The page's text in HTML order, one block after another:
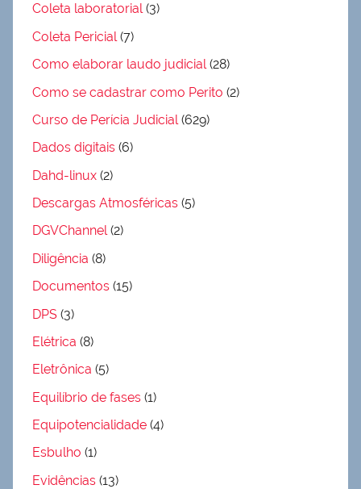
Coleta laboratorial(3)
Coleta Pericial(7)
Como elaborar laudo judicial(28)
Como se cadastrar como Perito (2)
Curso de Perícia Judicial(629)
Dados digitais (6)
Dahd-linux (2)
Descargas Atmosféricas (5)
DGVChannel(2)
Diligência (8)
Documentos (15)
DPS (3)
Elétrica (8)
Eletrônica (5)
Equilíbrio de fases (1)
Equipotencialidade (4)
Esbulho (1)
Evidências (13)